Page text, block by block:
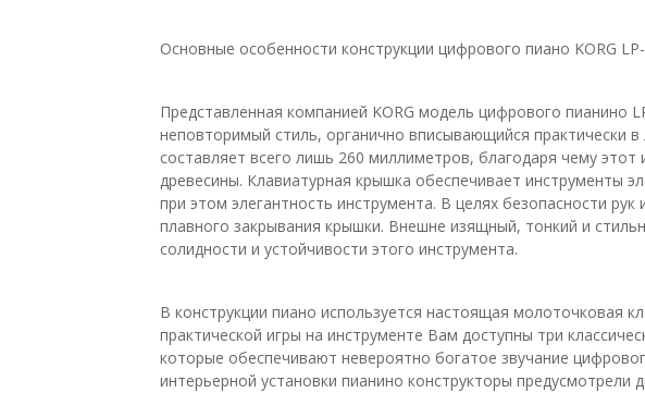
Основные особенности конструкции цифрового пиано KORG
Представленная компанией KORG модель цифрового пианино
неповторимый стиль, органично вписывающийся практически
составляет всего лишь 260 миллиметров, благодаря чему
древесины. Клавиатурная крышка обеспечивает инструменты
при этом элегантность инструмента. В целях безопасности
плавного закрывания крышки. Внешне изящный, тонкий и
солидности и устойчивости этого инструмента.
В конструкции пиано используется настоящая молоточковая
практической игры на инструменте Вам доступны три
которые обеспечивают невероятно богатое звучание
интерьерной установки пианино конструкторы предусмотрели